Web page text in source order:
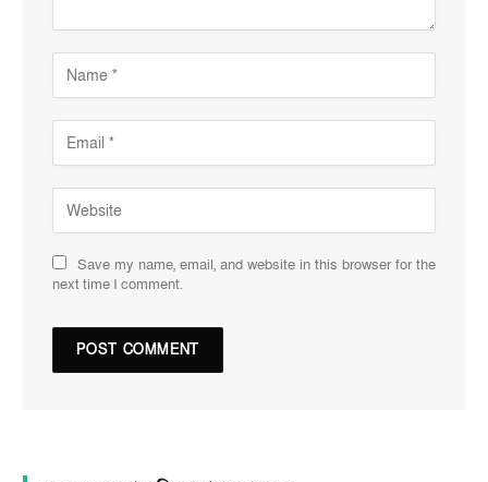
Save my name, email, and website in this browser for the
next time I comment.